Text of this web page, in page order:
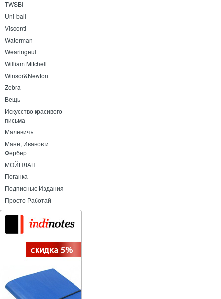
TWSBI
Uni-ball
Visconti
Waterman
Wearingeul
William Mitchell
Winsor&Newton
Zebra
Вещь
Искусство красивого
письма
Малевичъ
Манн, Иванов и
Фербер
МОЙПЛАН
Поганка
Подписные Издания
Просто Работай